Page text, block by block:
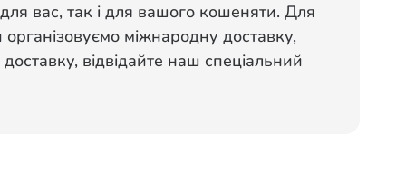
вас, так і для вашого кошеняти. Для
міжнародну доставку,
відвідайте наш спеціальний